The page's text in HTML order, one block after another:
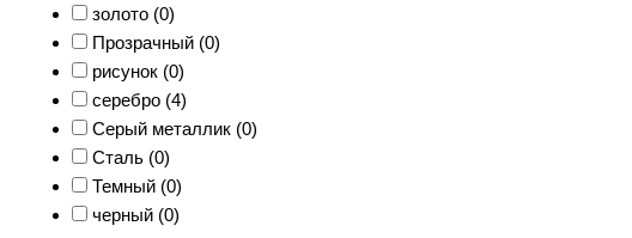
золото (0)
Прозрачный (0)
рисунок (0)
серебро (4)
Серый металлик (0)
Сталь (0)
Темный (0)
черный (0)